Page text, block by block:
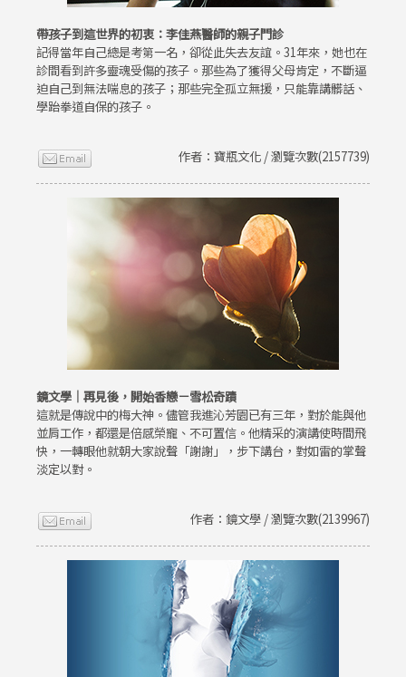
帶孩子到這世界的初衷：李佳燕醫師的親子門診
記得當年自己總是考第一名，卻從此失去友誼。31年來，她也在
診間看到許多靈魂受傷的孩子。那些為了獲得父母肯定，不斷逼
迫自己到無法喘息的孩子；那些完全孤立無援，只能靠講髒話、
學跆拳道自保的孩子。
作者：寶瓶文化 / 瀏覽次數(2157739)
鏡文學｜再見後，開始香戀－雪松奇蹟
這就是傳說中的梅大神。儘管我進沁芳園已有三年，對於能與他
並肩工作，都還是倍感榮寵、不可置信。他精采的演講使時間飛
快，一轉眼他就朝大家說聲「謝謝」，步下講台，對如雷的掌聲
淡定以對。
作者：鏡文學 / 瀏覽次數(2139967)